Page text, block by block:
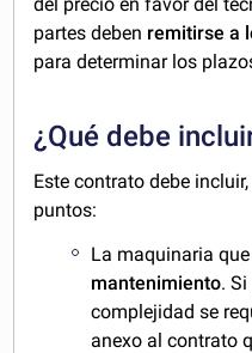
partes deben remitirse a
para determinar los
¿Qué debe
Este contrato debe
puntos:
La maquinaria
mantenimiento.
complejidad se
anexo al contrato